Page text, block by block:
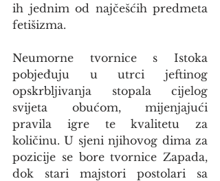
ih jednim od najčešćih predmeta
fetišizma.
Neumorne tvornice s Istoka
pobjeđuju u utrci jeftinog
opskrbljivanja stopala cijelog
svijeta obućom, mijenjajući
pravila igre te kvalitetu za
količinu. U sjeni njihovog dima za
pozicije se bore tvornice Zapada,
dok stari majstori postolari sa